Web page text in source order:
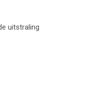
uitstraling